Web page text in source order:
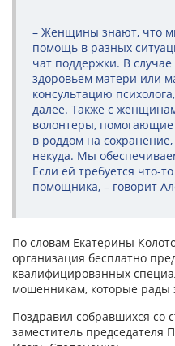
– Женщины знают, что
помощь в разных
чат поддержки. В
здоровьем матери или
консультацию
далее. Также с
волонтеры,
в роддом на
некуда. Мы
Если ей требуется что-
помощника, – говорит
По словам Екатерины
организация бесплатно
квалифицированных
мошенникам, которые рады
Поздравил собравшихся со
заместитель председателя